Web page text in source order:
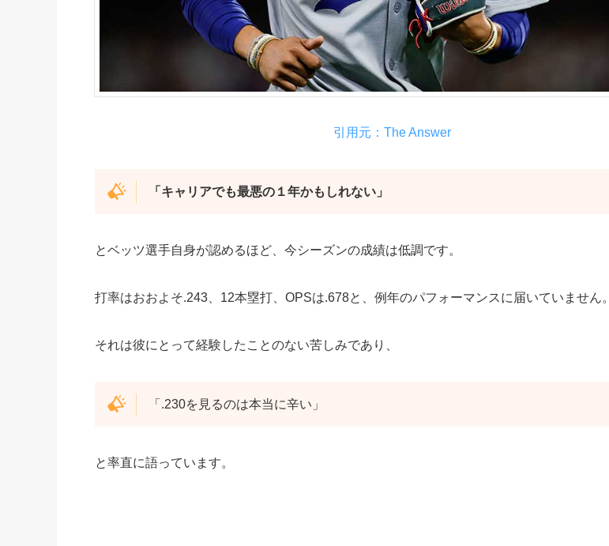
引用元：The Answer
「キャリアでも最悪の１年かもしれない」
とベッツ選手自身が認めるほど、今シーズンの成績は低調です。
打率はおおよそ.243、12本塁打、OPSは.678と、例年のパフォーマンスに届いていません。
それは彼にとって経験したことのない苦しみであり、
「.230を見るのは本当に辛い」
と率直に語っています。